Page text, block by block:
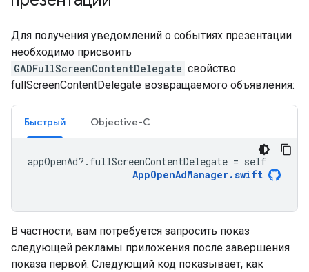
Для получения уведомлений о событиях презентации
необходимо присвоить
GADFullScreenContentDelegate свойство
fullScreenContentDelegate возвращаемого объявления:
Быстрый Objective-C
appOpenAd?. fullScreenContentDelegate = self
AppOpenAdManager.swift
В частности, вам потребуется запросить показ
следующей рекламы приложения после завершения
показа первой. Следующий код показывает, как